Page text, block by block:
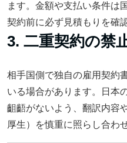
ます。金額や支払い条件は
契約前に必ず見積もりを確
3. 二重契約の禁
相手国側で独自の雇用契約
いる場合があります。日本
齟齬がないよう、翻訳内容
厚生）を慎重に照らし合わ